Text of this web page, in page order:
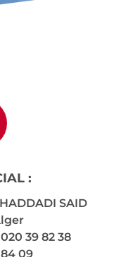
:
SAID
39 82 38
09